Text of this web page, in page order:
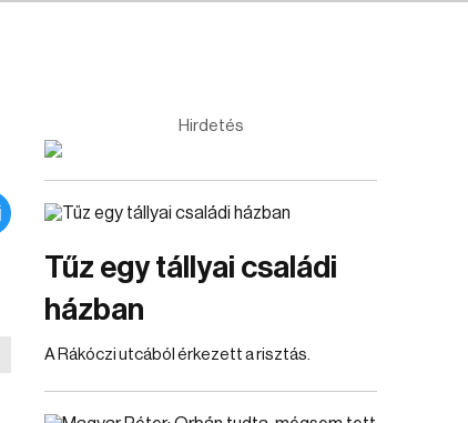
Hirdetés
Tűz egy tállyai családi
házban
A Rákóczi utcából érkezett a risztás.